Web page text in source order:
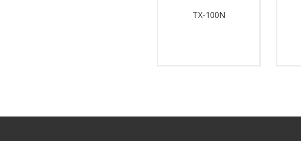
TX-100N